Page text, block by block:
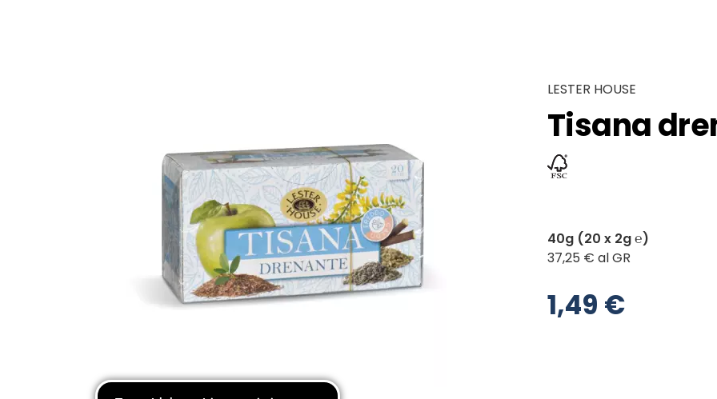
LESTER HOUSE
Tisana
40g (20 x 2g ℮)
37,25 € al GR
1,49 €